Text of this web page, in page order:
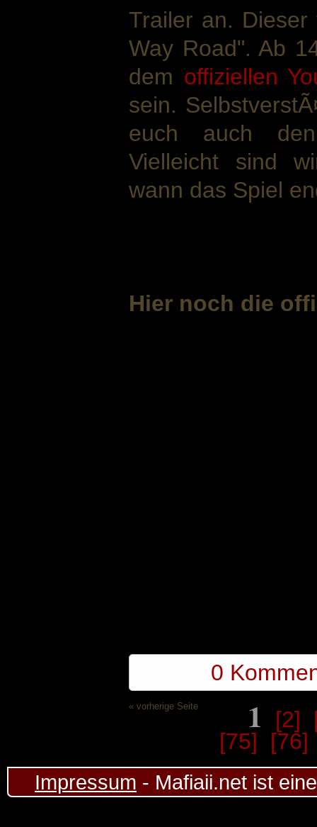
Trailer an.
Way Road". Ab
dem offiziellen
sein.
euch auch
Vielleicht sind
wann das Spiel
Hier noch die
0
« vorherige Seite 1 [2]
[75]
[76]
Impressum - Mafiaii.net ist